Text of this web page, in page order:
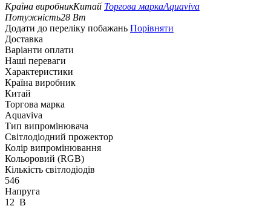
Країна виробникКитай Торгова маркаAquaviva
Потужність28 Вт
Додати до переліку побажань Порівняти
Доставка
Варіанти оплати
Наші переваги
Характеристики
Країна виробник
Китай
Торгова марка
Aquaviva
Тип випромінювача
Світлодіодний прожектор
Колір випромінювання
Кольоровий (RGB)
Кількість світлодіодів
546
Напруга
12 В